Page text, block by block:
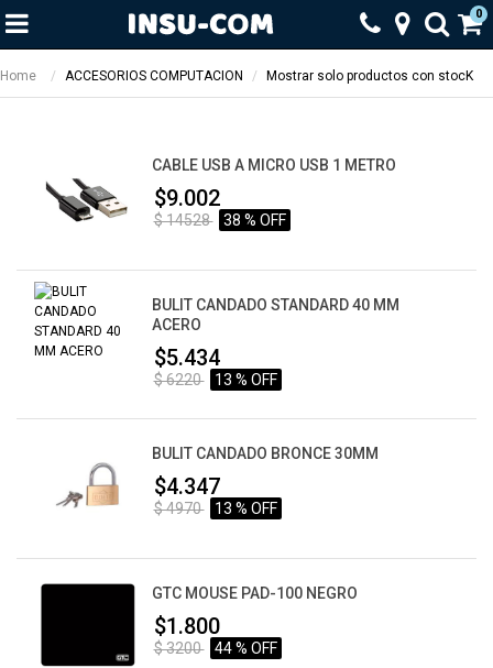
0
Home ACCESORIOS COMPUTACION Mostrar solo productos con stocK
CABLE USB A MICRO USB 1 METRO
$9.002
$ 14528 38 % OFF
BULIT CANDADO STANDARD 40 MM
ACERO
$5.434
$ 6220 13 % OFF
BULIT CANDADO BRONCE 30MM
$4.347
$ 4970 13 % OFF
GTC MOUSE PAD-100 NEGRO
$1.800
$ 3200 44 % OFF